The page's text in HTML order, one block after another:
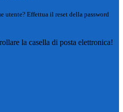
utente? Effettua il reset della password
la casella di posta elettronica!